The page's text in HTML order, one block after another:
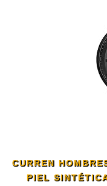
CURREN
PIEL